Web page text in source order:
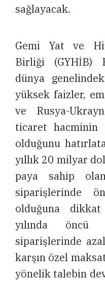
sağlayacak.
Gemi Yat ve
Birliği (GYHİB)
dünya
yüksek faizler,
ve Rusya-
ticaret hacminin
olduğunu
yıllık 20 milyar
paya sahip
siparişlerinde
olduğuna
yılında öncü
siparişlerinde
karşın özel
yönelik talebin